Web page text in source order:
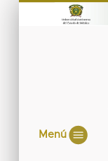
Menú